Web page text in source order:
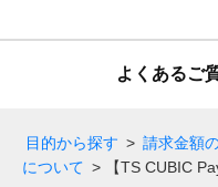
よくあるご
目的から探す > 請求金額
について > 【TS CUBIC